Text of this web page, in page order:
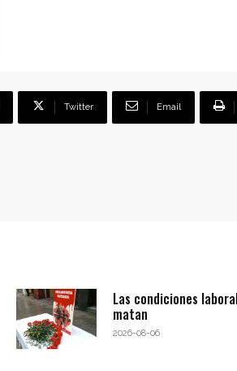
Twitter Email
Las condiciones
matan
2026-08-06